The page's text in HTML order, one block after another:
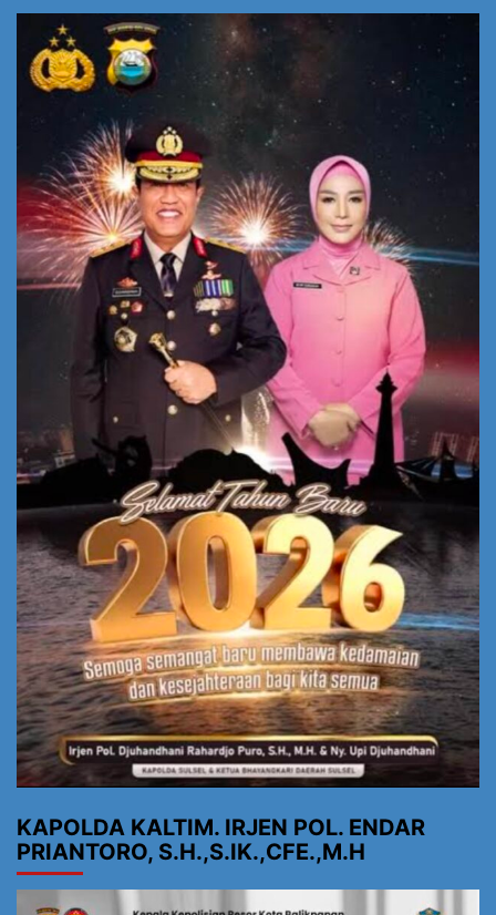
KAPOLDA KALTIM. IRJEN POL. ENDAR
PRIANTORO, S.H.,S.IK.,CFE.,M.H